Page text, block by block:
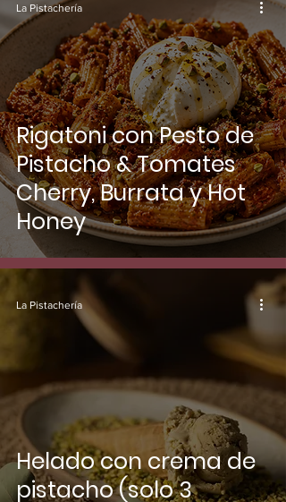
Rigatoni con Pesto de
Pistacho & Tomates
Cherry, Burrata y Hot
Honey
La Pistachería
Helado con crema de
pistacho (solo 3
La Pistachería